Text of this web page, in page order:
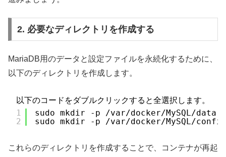
2. 必要なディレクトリを作成する
MariaDB用のデータと設定ファイルを永続化するために、
以下のディレクトリを作成します。
以下のコードをダブルクリックすると全選択します。
1
2
sudo mkdir -p /var/docker/MySQL/data
sudo mkdir -p /var/docker/MySQL/config
これらのディレクトリを作成することで、コンテナが再起